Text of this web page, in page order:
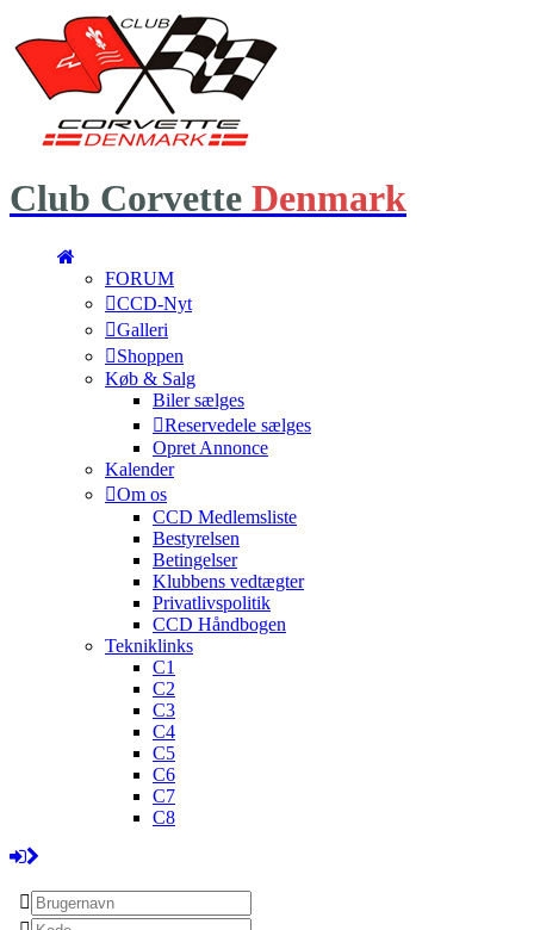
Club Corvette Denmark
FORUM
CCD-Nyt
Galleri
Shoppen
Køb & Salg
Biler sælges
Reservedele sælges
Opret Annonce
Kalender
Om os
CCD Medlemsliste
Bestyrelsen
Betingelser
Klubbens vedtægter
Privatlivspolitik
CCD Håndbogen
Tekniklinks
C1
C2
C3
C4
C5
C6
C7
C8